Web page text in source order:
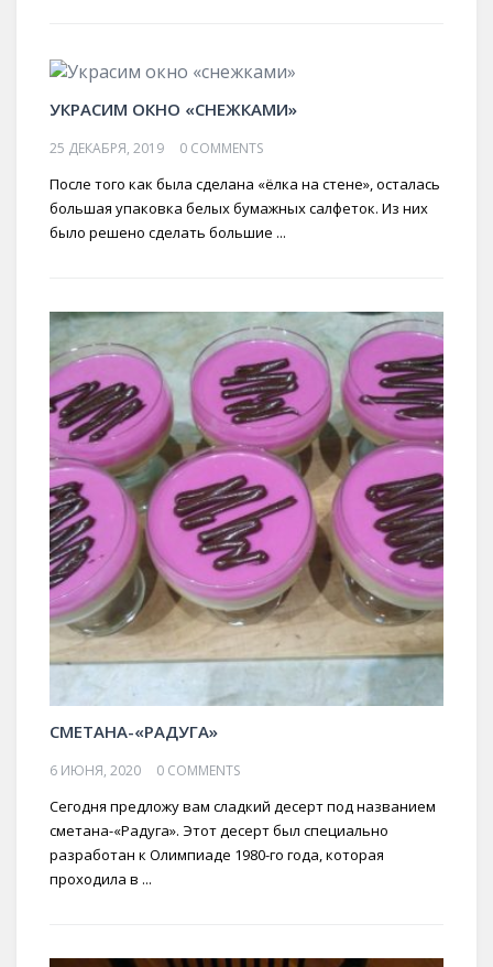
УКРАСИМ ОКНО «СНЕЖКАМИ»
25 ДЕКАБРЯ, 2019 0 COMMENTS
После того как была сделана «ёлка на стене», осталась
большая упаковка белых бумажных салфеток. Из них
было решено сделать большие ...
СМЕТАНА-«РАДУГА»
6 ИЮНЯ, 2020 0 COMMENTS
Сегодня предложу вам сладкий десерт под названием
сметана-«Радуга». Этот десерт был специально
разработан к Олимпиаде 1980-го года, которая
проходила в ...